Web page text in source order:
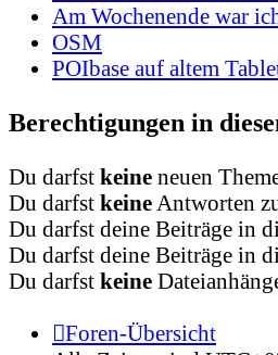
Am Wochenende war
OSM
POIbase auf altem
Berechtigungen in
Du darfst keine neuen
Du darfst keine Antworten
Du darfst deine Beiträge in
Du darfst deine Beiträge in
Du darfst keine
Foren-Übersicht